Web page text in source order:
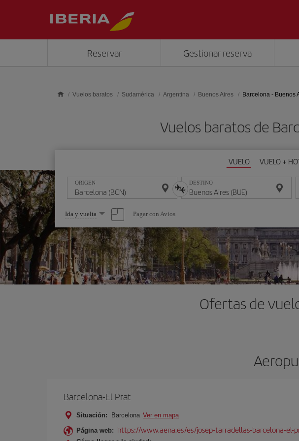
Reservar Gestionar reserva
Vuelos baratos Sudamérica Argentina Buenos Aires Barcelona - Buenos
Vuelos baratos de
VUELO VUELO +
ORIGEN DESTINO
Seleccione
una
opción
Ida y vuelta Pagar con Avios
Ofertas de
Barcelona-El Prat
Situación: Barcelona Ver en mapa
Página web: https://www.aena.es/es/josep-tarradellas-barcelona-el-